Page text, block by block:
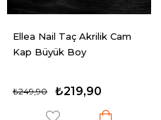
Ellea Nail Taç Akrilik Cam
Kap Büyük Boy
₺219,90
₺249,90